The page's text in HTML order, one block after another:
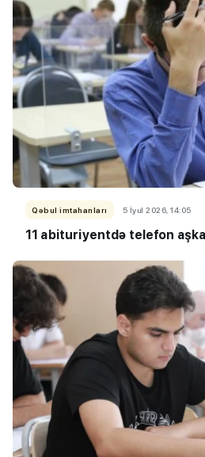
Qəbul imtahanları 5 İyul 2026, 14:05
11 abituriyentdə telefon